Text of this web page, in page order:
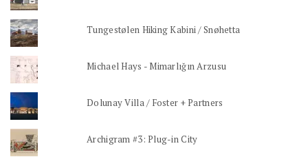
Tungestølen Hiking Kabini / Snøhetta
Michael Hays - Mimarlığın Arzusu
Dolunay Villa / Foster + Partners
Archigram #3: Plug-in City